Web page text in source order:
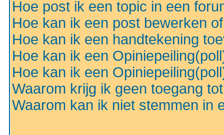
Hoe post ik een topic in een
Hoe kan ik een post bewerken
Hoe kan ik een handtekening
Hoe kan ik een
Hoe kan ik een
Waarom krijg ik geen toegang
Waarom kan ik niet stemmen in